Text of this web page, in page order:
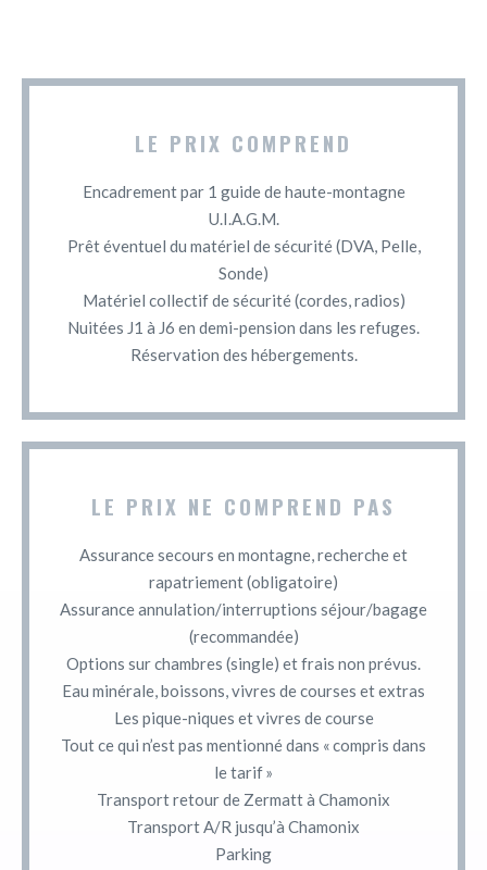
LE PRIX COMPREND
Encadrement par 1 guide de haute-montagne
U.I.A.G.M.
Prêt éventuel du matériel de sécurité (DVA, Pelle,
Sonde)
Matériel collectif de sécurité (cordes, radios)
Nuitées J1 à J6 en demi-pension dans les refuges.
Réservation des hébergements.
LE PRIX NE COMPREND PAS
Assurance secours en montagne, recherche et
rapatriement (obligatoire)
Assurance annulation/interruptions séjour/bagage
(recommandée)
Options sur chambres (single) et frais non prévus.
Eau minérale, boissons, vivres de courses et extras
Les pique-niques et vivres de course
Tout ce qui n’est pas mentionné dans « compris dans
le tarif »
Transport retour de Zermatt à Chamonix
Transport A/R jusqu’à Chamonix
Parking